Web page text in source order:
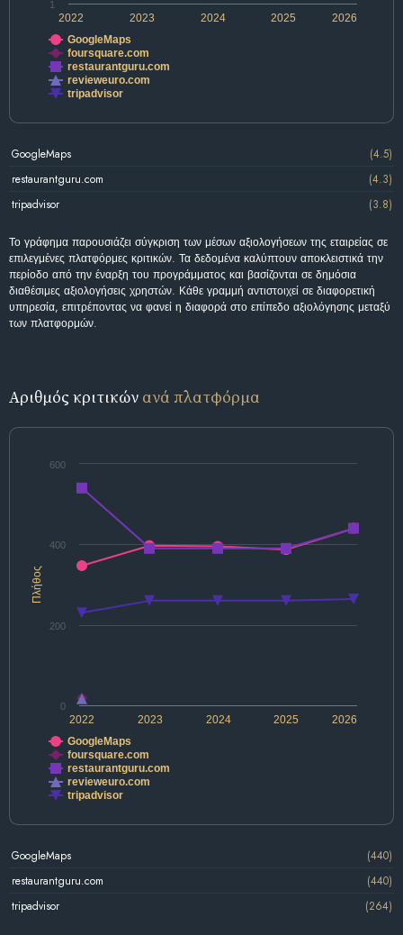
2022 2024 2026
2023 2025
1
GoogleMaps
foursquare.com
restaurantguru.com
revieweuro.com
tripadvisor
GoogleMaps
(4.5)
restaurantguru.com
(4.3)
tripadvisor
(3.8)
Το γράφημα παρουσιάζει σύγκριση των μέσων αξιολογήσεων της εταιρείας σε
επιλεγμένες πλατφόρμες κριτικών. Τα δεδομένα καλύπτουν αποκλειστικά την
περίοδο από την έναρξη του προγράμματος και βασίζονται σε δημόσια
διαθέσιμες αξιολογήσεις χρηστών. Κάθε γραμμή αντιστοιχεί σε διαφορετική
υπηρεσία, επιτρέποντας να φανεί η διαφορά στο επίπεδο αξιολόγησης μεταξύ
των πλατφορμών.
Αριθμός κριτικών ανά πλατφόρμα
Πλήθος
2022 2024 2026
2023 2025
0
200
400
600
GoogleMaps
foursquare.com
restaurantguru.com
revieweuro.com
tripadvisor
GoogleMaps
(440)
restaurantguru.com
(440)
tripadvisor
(264)